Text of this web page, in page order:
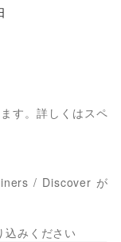
す。詳しくはスペ
/ Discover が
込みください